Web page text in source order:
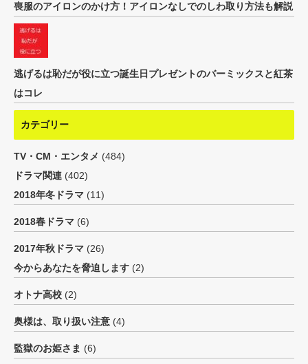
喪服のアイロンのかけ方！アイロンなしでのしわ取り方法も解説
逃げるは恥だが役に立つ誕生日プレゼントのバーミックスと紅茶
はコレ
カテゴリー
TV・CM・エンタメ (484)
ドラマ関連 (402)
2018年冬ドラマ (11)
2018春ドラマ (6)
2017年秋ドラマ (26)
今からあなたを脅迫します (2)
オトナ高校 (2)
奥様は、取り扱い注意 (4)
監獄のお姫さま (6)